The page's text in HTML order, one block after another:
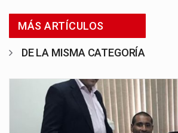
MÁS ARTÍCULOS
DE LA MISMA CATEGORÍA